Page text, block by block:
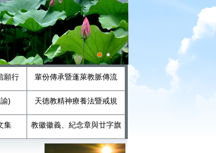
願行 輩份傳承暨蓬萊教脈傳流
) 天德教精神療養法暨戒規
集 教徽徽義、紀念章與廿字旗